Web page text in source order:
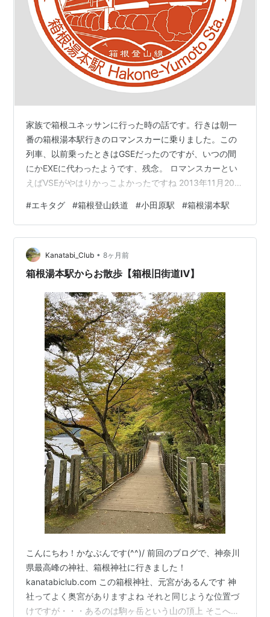
家族で箱根ユネッサンに行った時の話です。行きは朝一
番の箱根湯本駅行きのロマンスカーに乗りました。この
列車、以前乗ったときはGSEだったのですが、いつの間
にかEXEに代わったようです、残念。 ロマンスカーとい
えばVSEがやはりかっこよかったですね 2013年11月20日
円、小田急は901円と小田急に軍配が上がるのですが、小
児運賃は小田急線内一律50円（ICのみ）とさらに破格で
す。京急も小児一律75円にしてくれていますが、家族で
出かけると電車賃もばかになりませんので、ありがたい
限りです。 箱根湯本駅 エキタグ あの特徴的な屋根がか
#エキタグ #箱根登山鉄道 #小田原駅 #箱根湯本駅
Kanatabi_Club • 8ヶ月前
箱根湯本駅からお散歩【箱根旧街道Ⅳ】
こんにちわ！かなぶんです(^^)/ 前回のブログで、神奈川
県最高峰の神社、箱根神社に行きました！
kanatabiclub.com この箱根神社、元宮があるんです 神
社ってよく奥宮がありますよね それと同じような位置づ
けですが・・・あるのは駒ヶ岳という山の頂上 そこへ向